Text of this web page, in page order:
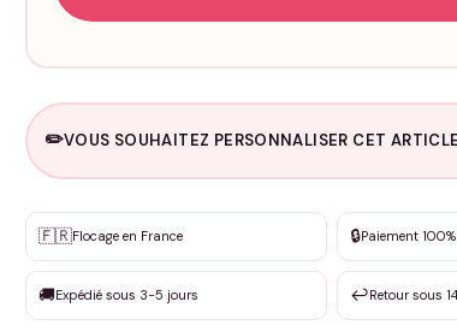
✏️VOUS SOUHAITEZ PERSONNALISER CET
✨ Personnalisation sur mesure
DEVIS GRATUIT · Personnalisation de 3 à 10€ selon la
Que souhaitez-vous ?
🇫🇷Flocage en France 🔒Paiement
🚚Expédié sous 3-5 jours ↩️Retour sous